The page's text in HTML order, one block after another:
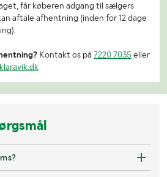
får køberen adgang til sælgers
aftale afhentning (inden for 12 dage
Kontakt os på 7220 7035 eller